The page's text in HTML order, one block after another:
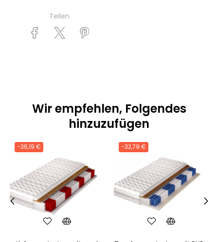
Teilen
Wir empfehlen, Folgendes
hinzuzufügen
-36,19 € -32,79 €